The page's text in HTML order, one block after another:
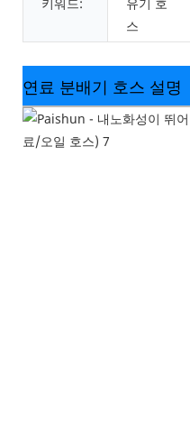
스
연료 분배기 호스 설명